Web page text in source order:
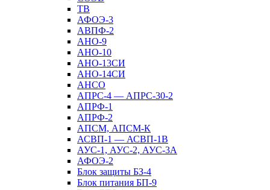
ТВ
АФОЭ-3
АВПФ-2
АНО-9
АНО-10
АНО-13СИ
АНО-14СИ
АНСО
АПРС-4 — АПРС-30-2
АПРФ-1
АПРФ-2
АПСМ, АПСМ-К
АСВП-1 — АСВП-1В
АУС-1, АУС-2, АУС-3А
АФОЭ-2
Блок защиты БЗ-4
Блок питания БП-9